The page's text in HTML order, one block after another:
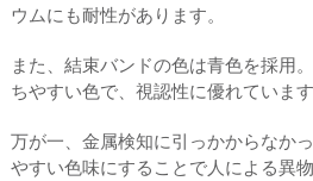
ウムにも耐性があります。
また、結束バンドの色は青色を採用
ちやすい色で、視認性に優れています
万が一、金属検知に引っかからなか
やすい色味にすることで人による異